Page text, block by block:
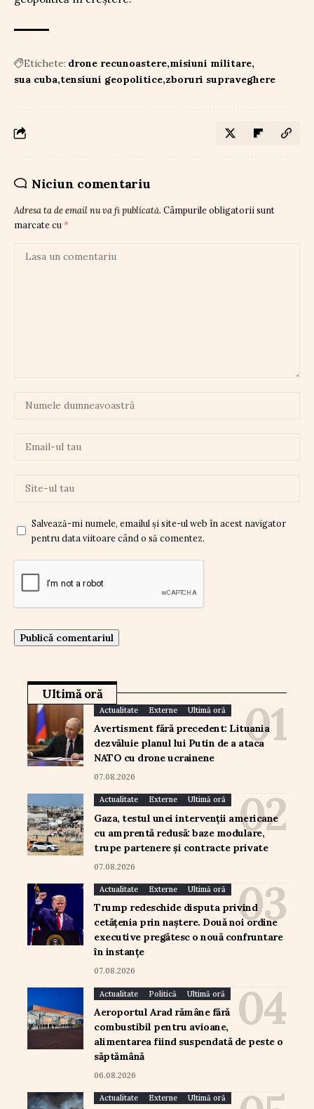
Etichete: drone recunoastere misiuni militare
sua cuba tensiuni geopolitice zboruri supraveghere
Niciun comentariu
Adresa ta de email nu va fi publicată. Câmpurile obligatorii sunt
marcate cu *
Salvează-mi numele, emailul și site-ul web în acest navigator
pentru data viitoare când o să comentez.
Ultimă oră
Actualitate Externe Ultimă oră
Avertisment fără precedent: Lituania
dezvăluie planul lui Putin de a ataca
NATO cu drone ucrainene
07.08.2026
Actualitate Externe Ultimă oră
Gaza, testul unei intervenții americane
cu amprentă redusă: baze modulare,
trupe partenere și contracte private
07.08.2026
Actualitate Externe Ultimă oră
Trump redeschide disputa privind
cetățenia prin naștere. Două noi ordine
executive pregătesc o nouă confruntare
în instanțe
07.08.2026
Actualitate Politică Ultimă oră
Aeroportul Arad rămâne fără
combustibil pentru avioane,
alimentarea fiind suspendată de peste o
săptămână
06.08.2026
Actualitate Externe Ultimă oră